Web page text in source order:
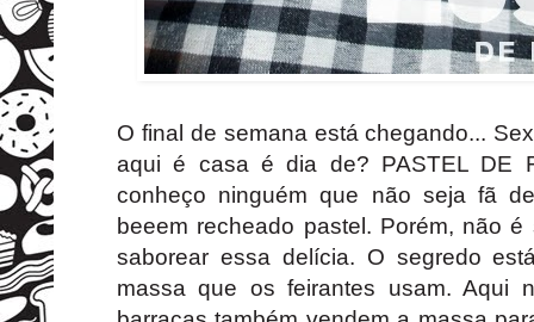
O final de semana está chegando...
aqui é casa é dia de? PASTEL DE
conheço ninguém que não seja fã
beeem recheado pastel. Porém, não
saborear essa delícia. O segredo
massa que os feirantes usam. Aqui